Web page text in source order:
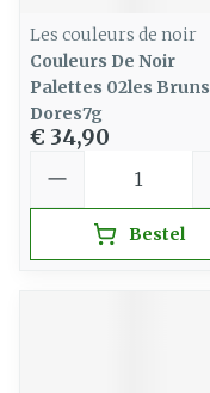
Les couleurs de noir
Couleurs De Noir
Palettes 02les Bruns
Dores7g
€ 34,90
Bestel